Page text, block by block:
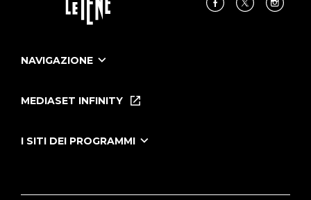
NAVIGAZIONE
Le Iene Presentano Inside
Tutti i servizi
MEDIASET INFINITY
I SITI DEI PROGRAMMI